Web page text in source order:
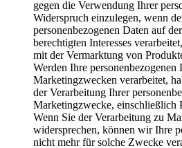
gegen die Verwendung Ihrer
Widerspruch einzulegen, wenn
personenbezogenen Daten auf
berechtigten Interesses
mit der Vermarktung von
Werden Ihre personenbezogenen
Marketingzwecken verarbeitet,
der Verarbeitung Ihrer
Marketingzwecke, einschließlich
Wenn Sie der Verarbeitung zu
widersprechen, können wir Ihre
nicht mehr für solche Zwecke